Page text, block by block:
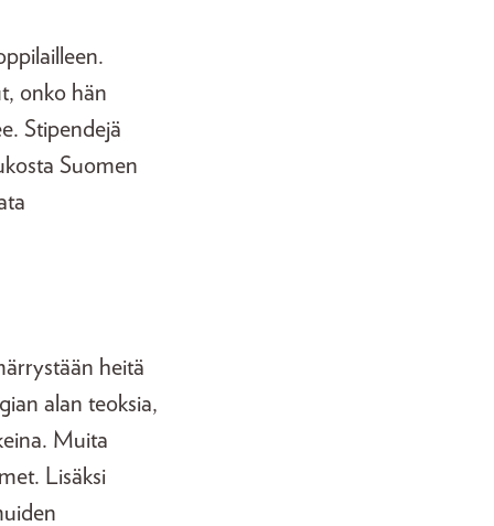
onko hän
Stipendejä
Suomen
heitä
alan teoksia,
Muita
Lisäksi